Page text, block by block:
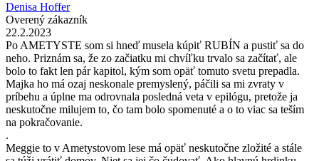
Denisa Hoffer
Overený zákazník
22.2.2023
Po AMETYSTE som si hneď musela kúpiť RUBÍN a pustiť sa do
neho. Priznám sa, že zo začiatku mi chvíľku trvalo sa začítať, ale
bolo to fakt len pár kapitol, kým som opäť tomuto svetu prepadla.
Majka ho má ozaj neskonale premyslený, páčili sa mi zvraty v
príbehu a úplne ma odrovnala posledná veta v epilógu, pretože ja
neskutočne milujem to, čo tam bolo spomenuté a o to viac sa teším
na pokračovanie.
.
Meggie to v Ametystovom lese má opäť neskutočne zložité a stále